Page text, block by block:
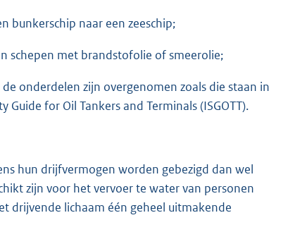
bunkerschip naar een zeeschip;
schepen met brandstofolie of smeerolie;
onderdelen zijn overgenomen zoals die staan in
for Oil Tankers and Terminals (ISGOTT).
hun drijfvermogen worden gebezigd dan wel
zijn voor het vervoer te water van personen
drijvende lichaam één geheel uitmakende